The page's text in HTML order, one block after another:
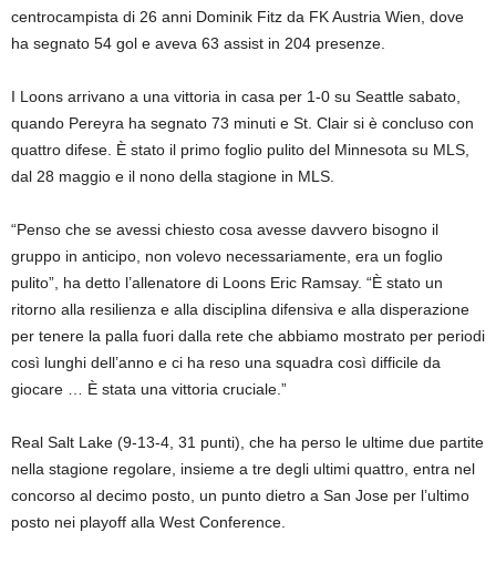
centrocampista di 26 anni Dominik Fitz da FK Austria Wien, dove
ha segnato 54 gol e aveva 63 assist in 204 presenze.
I Loons arrivano a una vittoria in casa per 1-0 su Seattle sabato,
quando Pereyra ha segnato 73 minuti e St. Clair si è concluso con
quattro difese. È stato il primo foglio pulito del Minnesota su MLS,
dal 28 maggio e il nono della stagione in MLS.
“Penso che se avessi chiesto cosa avesse davvero bisogno il
gruppo in anticipo, non volevo necessariamente, era un foglio
pulito”, ha detto l’allenatore di Loons Eric Ramsay. “È stato un
ritorno alla resilienza e alla disciplina difensiva e alla disperazione
per tenere la palla fuori dalla rete che abbiamo mostrato per periodi
così lunghi dell’anno e ci ha reso una squadra così difficile da
giocare … È stata una vittoria cruciale.”
Real Salt Lake (9-13-4, 31 punti), che ha perso le ultime due partite
nella stagione regolare, insieme a tre degli ultimi quattro, entra nel
concorso al decimo posto, un punto dietro a San Jose per l’ultimo
posto nei playoff alla West Conference.